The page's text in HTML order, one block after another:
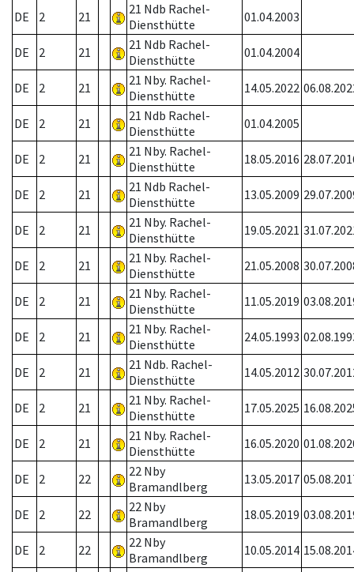
DE 2 21
21 Ndb Rachel-
Diensthütte
01.04.2003
DE 2 21
21 Ndb Rachel-
Diensthütte
01.04.2004
DE 2 21
21 Nby. Rachel-
Diensthütte
14.05.2022
DE 2 21
21 Ndb Rachel-
Diensthütte
01.04.2005
DE 2 21
21 Nby. Rachel-
Diensthütte
18.05.2016
DE 2 21
21 Ndb Rachel-
Diensthütte
13.05.2009
DE 2 21
21 Nby. Rachel-
Diensthütte
19.05.2021
DE 2 21
21 Nby. Rachel-
Diensthütte
21.05.2008
DE 2 21
21 Nby. Rachel-
Diensthütte
11.05.2019
DE 2 21
21 Nby. Rachel-
Diensthütte
24.05.1993
DE 2 21
21 Ndb. Rachel-
Diensthütte
14.05.2012
DE 2 21
21 Nby. Rachel-
Diensthütte
17.05.2025
DE 2 21
21 Nby. Rachel-
Diensthütte
16.05.2020
DE 2 22
22 Nby
Bramandlberg
13.05.2017
DE 2 22
22 Nby
Bramandlberg
18.05.2019
DE 2 22
22 Nby
Bramandlberg
10.05.2014